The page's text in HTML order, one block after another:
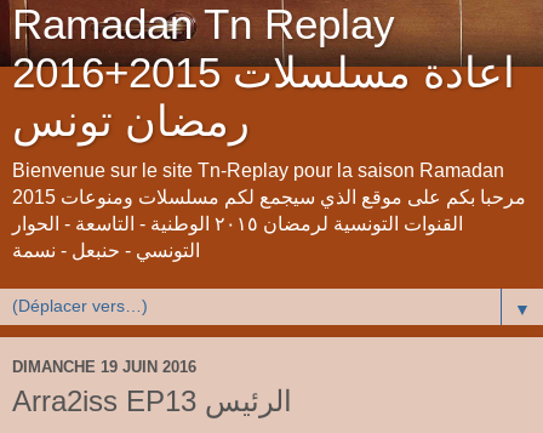
Ramadan Tn Replay
2016+2015 اعادة مسلسلات
رمضان تونس
Bienvenue sur le site Tn-Replay pour la saison Ramadan
2015 مرحبا بكم على موقع الذي سيجمع لكم مسلسلات ومنوعات
القنوات التونسية لرمضان ٢٠١٥ الوطنية - التاسعة - الحوار
التونسي - حنبعل - نسمة
▼
DIMANCHE 19 JUIN 2016
Arra2iss EP13 الرئيس